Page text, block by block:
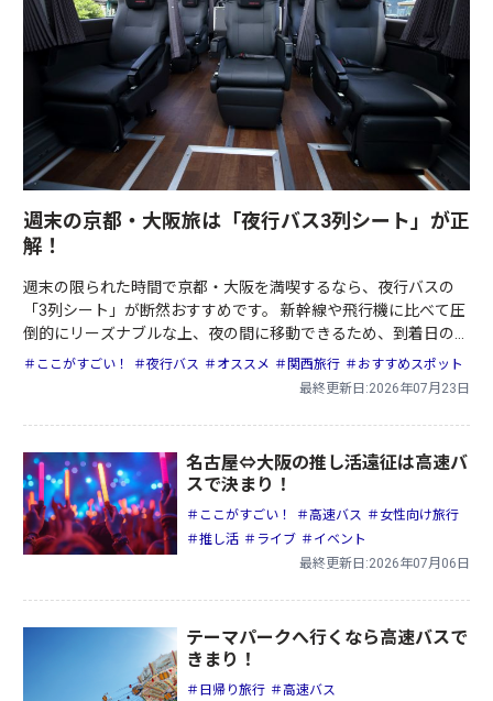
週末の京都・大阪旅は「夜行バス3列シート」が正
解！
週末の限られた時間で京都・大阪を満喫するなら、夜行バスの
「3列シート」が断然おすすめです。 新幹線や飛行機に比べて圧
倒的にリーズナブルな上、夜の間に移動できるため、到着日の早
朝からフルに観光を楽しめるのが最大のメリットです。
＃ここがすごい！ ＃夜行バス ＃オススメ ＃関西旅行 ＃おすすめスポット
最終更新日:2026年07月23日
名古屋⇔大阪の推し活遠征は高速バ
スで決まり！
＃ここがすごい！ ＃高速バス ＃女性向け旅行
＃推し活 ＃ライブ ＃イベント
最終更新日:2026年07月06日
テーマパークへ行くなら高速バスで
きまり！
＃日帰り旅行 ＃高速バス